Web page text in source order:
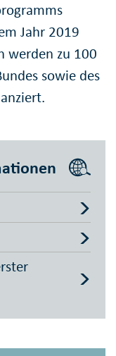
Jahr 2019
werden zu 100
sowie des